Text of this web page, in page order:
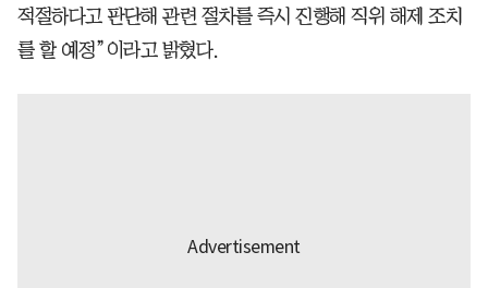
적절하다고 판단해 관련 절차를 즉시 진행해 직위 해제 조치
를 할 예정”이라고 밝혔다.